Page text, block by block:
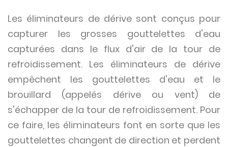
Les éliminateurs de dérive sont conçus pour
capturer les grosses gouttelettes d'eau
capturées dans le flux d'air de la tour de
refroidissement. Les éliminateurs de dérive
empêchent les gouttelettes d'eau et le
brouillard (appelés dérive ou vent) de
s'échapper de la tour de refroidissement. Pour
ce faire, les éliminateurs font en sorte que les
gouttelettes changent de direction et perdent